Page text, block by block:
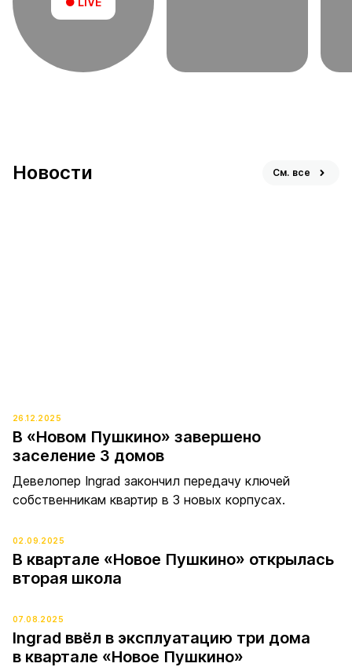
Новости См. все
26.12.2025
В «Новом Пушкино» завершено
заселение 3 домов
Девелопер Ingrad закончил передачу ключей
собственникам квартир в 3 новых корпусах.
02.09.2025
В квартале «Новое Пушкино» открылась
вторая школа
07.08.2025
Ingrad ввёл в эксплуатацию три дома
в квартале «Новое Пушкино»